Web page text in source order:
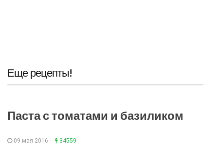
Еще рецепты!
Паста с томатами и базиликом
09 мая 2016 - 34559